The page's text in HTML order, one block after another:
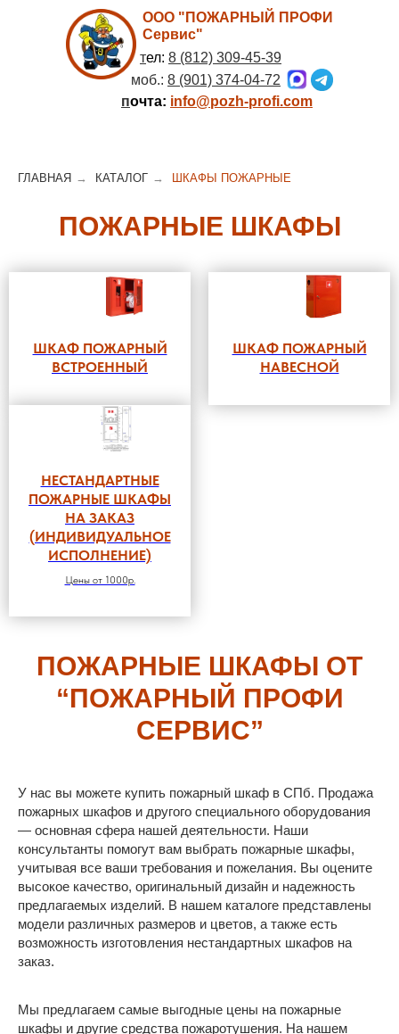
ООО "ПОЖАРНЫЙ ПРОФИ
Сервис"
почта: info@pozh-profi.com
тел: 8 (812) 309-45-39
моб.: 8 (901) 374-04-72
ГЛАВНАЯ → КАТАЛОГ → ШКАФЫ ПОЖАРНЫЕ
ПОЖАРНЫЕ ШКАФЫ
ШКАФ ПОЖАРНЫЙ
ВСТРОЕННЫЙ
ШКАФ ПОЖАРНЫЙ
НАВЕСНОЙ
НЕСТАНДАРТНЫЕ
ПОЖАРНЫЕ ШКАФЫ
НА ЗАКАЗ
(ИНДИВИДУАЛЬНОЕ
ИСПОЛНЕНИЕ)
Цены от 1000р.
ПОЖАРНЫЕ ШКАФЫ ОТ
“ПОЖАРНЫЙ ПРОФИ
СЕРВИС”
У нас вы можете купить пожарный шкаф в СПб. Продажа
пожарных шкафов и другого специального оборудования
— основная сфера нашей деятельности. Наши
консультанты помогут вам выбрать пожарные шкафы,
учитывая все ваши требования и пожелания. Вы оцените
высокое качество, оригинальный дизайн и надежность
предлагаемых изделий. В нашем каталоге представлены
модели различных размеров и цветов, а также есть
возможность изготовления нестандартных шкафов на
заказ.
Мы предлагаем самые выгодные цены на пожарные
шкафы и другие средства пожаротушения. На нашем